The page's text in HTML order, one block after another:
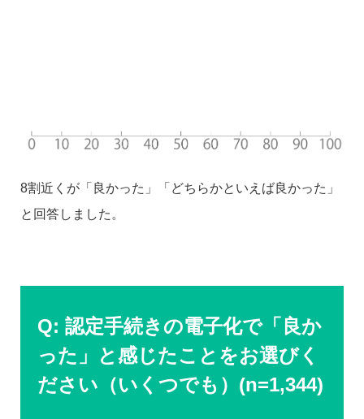
8割近くが「良かった」「どちらかといえば良かった」
と回答しました。
Q: 認定手続きの電子化で「良か
った」と感じたことをお選びく
ださい（いくつでも）(n=1,344)